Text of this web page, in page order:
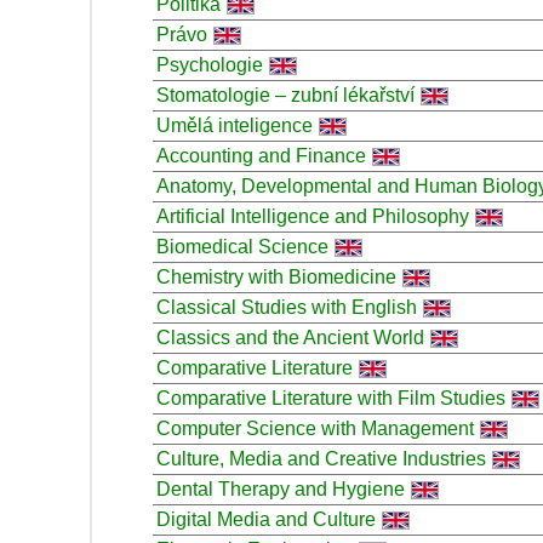
Právo
Psychologie
Stomatologie – zubní lékařství
Umělá inteligence
Accounting and Finance
Anatomy, Developmental and Human
Artificial Intelligence and Philosophy
Biomedical Science
Chemistry with Biomedicine
Classical Studies with English
Classics and the Ancient World
Comparative Literature
Comparative Literature with Film Studies
Computer Science with Management
Culture, Media and Creative Industries
Dental Therapy and Hygiene
Digital Media and Culture